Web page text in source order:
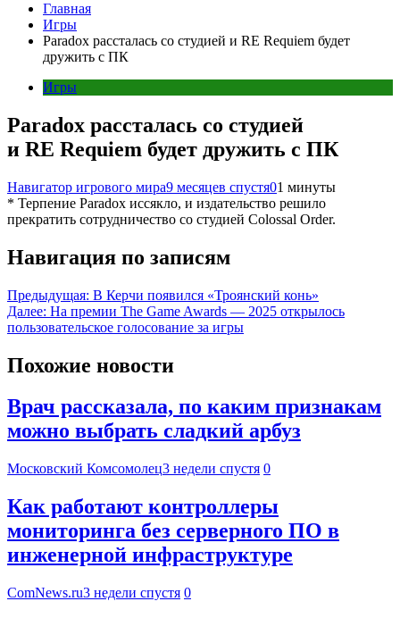
Главная
Игры
Paradox рассталась со студией и RE Requiem будет
дружить с ПК
Игры
Paradox рассталась со студией
и RE Requiem будет дружить с ПК
Навигатор игрового мира9 месяцев спустя01 минуты
* Терпение Paradox иссякло, и издательство решило
прекратить сотрудничество со студией Colossal Order.
Навигация по записям
Предыдущая: В Керчи появился «Троянский конь»
Далее: На премии The Game Awards — 2025 открылось
пользовательское голосование за игры
Похожие новости
Врач рассказала, по каким признакам
можно выбрать сладкий арбуз
Московский Комсомолец3 недели спустя 0
Как работают контроллеры
мониторинга без серверного ПО в
инженерной инфраструктуре
ComNews.ru3 недели спустя 0